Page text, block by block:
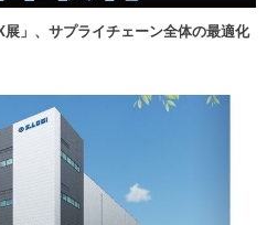
展」、サプライチェーン全体の最適化